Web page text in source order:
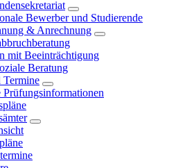
Bewerber und Studierende
& Anrechnung
mit Beeinträchtigung
Beratung
Termine